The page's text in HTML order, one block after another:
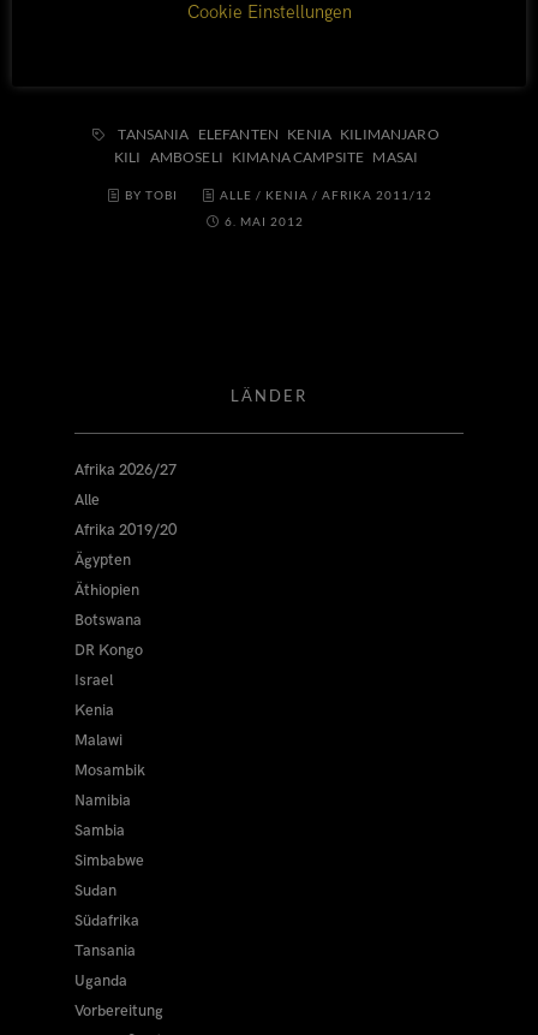
TANSANIA ELEFANTEN KENIA KILIMANJARO
KILI AMBOSELI KIMANA CAMPSITE MASAI
BY TOBI ALLE / KENIA / AFRIKA 2011/12
6. MAI 2012
LÄNDER
Afrika 2026/27
Alle
Afrika 2019/20
Ägypten
Äthiopien
Botswana
DR Kongo
Israel
Kenia
Malawi
Mosambik
Namibia
Sambia
Simbabwe
Sudan
Südafrika
Tansania
Uganda
Vorbereitung
Cookie Einstellungen